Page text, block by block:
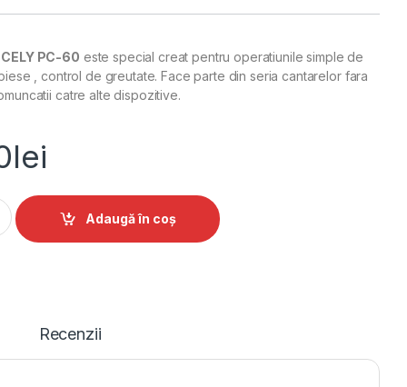
PC-60 este special creat pentru operatiunile simple de
, control de greutate. Face parte din seria cantarelor fara
catre alte dispozitive.
lei
piese Cely PC-60 3 Kg quantity
Adaugă în coș
Recenzii